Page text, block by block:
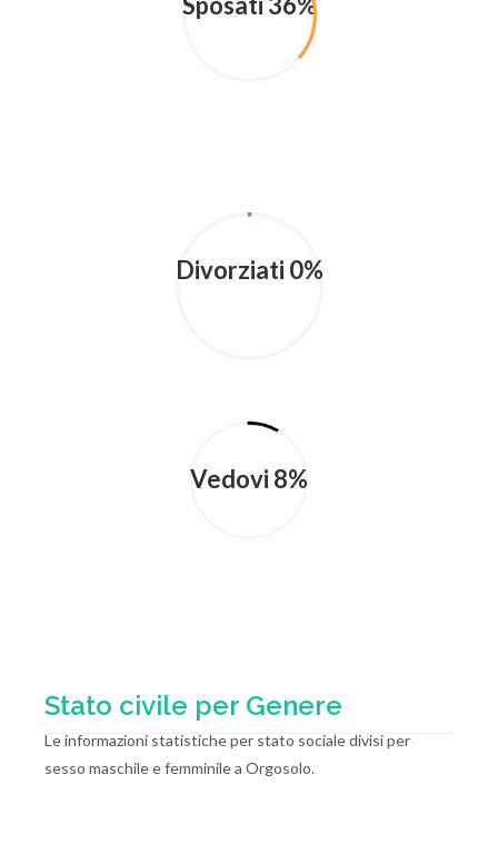
Divorziati 0%
Vedovi 8%
Stato civile per Genere
Le informazioni statistiche per stato sociale divisi per
sesso maschile e femminile a Orgosolo.